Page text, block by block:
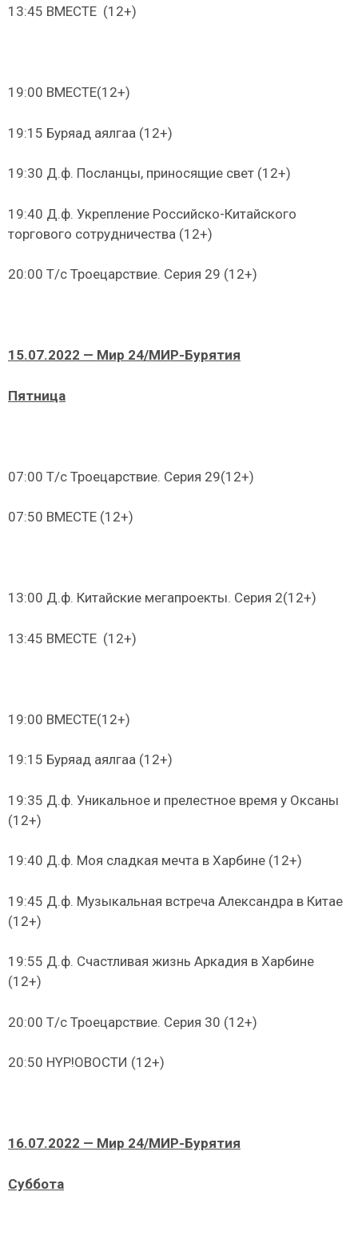
13:45 ВМЕСТЕ (12+)
19:00 ВМЕСТЕ(12+)
19:15 Буряад аялгаа (12+)
19:30 Д.ф. Посланцы, приносящие свет (12+)
19:40 Д.ф. Укрепление Российско-Китайского
торгового сотрудничества (12+)
20:00 Т/с Троецарствие. Серия 29 (12+)
15.07.2022 — Мир 24/МИР-Бурятия
Пятница
07:00 Т/с Троецарствие. Серия 29(12+)
07:50 ВМЕСТЕ (12+)
13:00 Д.ф. Китайские мегапроекты. Серия 2(12+)
13:45 ВМЕСТЕ (12+)
19:00 ВМЕСТЕ(12+)
19:15 Буряад аялгаа (12+)
19:35 Д.ф. Уникальное и прелестное время у Оксаны
(12+)
19:40 Д.ф. Моя сладкая мечта в Харбине (12+)
19:45 Д.ф. Музыкальная встреча Александра в Китае
(12+)
19:55 Д.ф. Счастливая жизнь Аркадия в Харбине
(12+)
20:00 Т/с Троецарствие. Серия 30 (12+)
20:50 HYP!ОВОСТИ (12+)
16.07.2022 — Мир 24/МИР-Бурятия
Суббота